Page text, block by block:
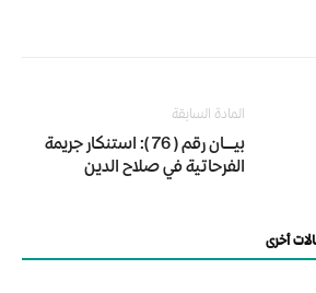
المادة السابقة
بيـــان رقم ( 76 ): استنكار جريمة
الفرحاتية في صلاح الدين
أخرى